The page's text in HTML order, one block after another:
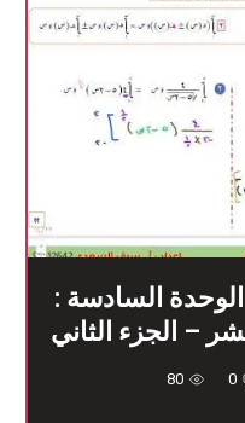
السادسة :
– الجزء الثاني
0
80